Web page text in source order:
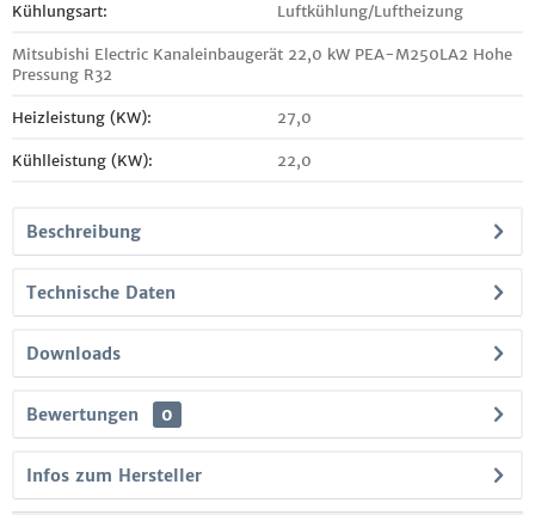
Kühlungsart: Luftkühlung/Luftheizung
Mitsubishi Electric Kanaleinbaugerät 22,0 kW PEA-M250LA2 Hohe
Pressung R32
Heizleistung (KW): 27,0
Kühlleistung (KW): 22,0
Beschreibung
Technische Daten
Downloads
Bewertungen 0
Infos zum Hersteller